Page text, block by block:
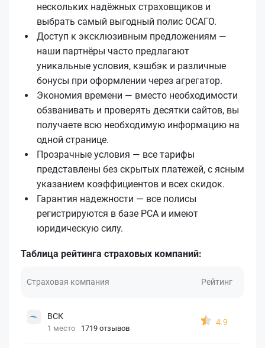
нескольких надёжных страховщиков и
выбрать самый выгодный полис ОСАГО.
Доступ к эксклюзивным предложениям —
наши партнёры часто предлагают
уникальные условия, кэшбэк и различные
бонусы при оформлении через агрегатор.
Экономия времени — вместо необходимости
обзванивать и проверять десятки сайтов, вы
получаете всю необходимую информацию на
одной странице.
Прозрачные условия — все тарифы
представлены без скрытых платежей, с ясным
указанием коэффициентов и всех скидок.
Гарантия надежности — все полисы
регистрируются в базе РСА и имеют
юридическую силу.
Таблица рейтинга страховых компаний:
Страховая компания Рейтинг
ВСК
1 место 1719 отзывов
4.9